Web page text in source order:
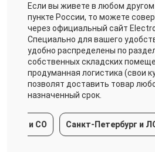
Если вы живете в любом
пункте России, то можете
через официальный сайт
Специально для вашего
удобно распределены по
собственных складских
продуманная логистика (свои
позволят доставить товар
назначенный срок.
и СО Санкт-Петербург и ЛО